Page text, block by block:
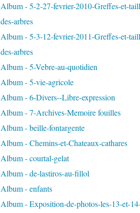
Album - 5-2-27-fevrier-2010-Greffes-et-
des-arbres
Album - 5-3-12-fevrier-2011-Greffes-et-
des-arbres
Album - 5-Vebre-au-quotidien
Album - 5-vie-agricole
Album - 6-Divers--Libre-expression
Album - 7-Archives-Memoire fouilles
Album - beille-fontargente
Album - Chemins-et-Chateaux-cathares
Album - courtal-gelat
Album - de-lastiros-au-fillol
Album - enfants
Album - Exposition-de-photos-les-13-et-